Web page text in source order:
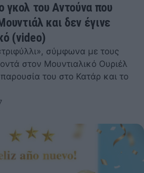
γκολ του Αντούνα που
και δεν έγινε
(video)
σύμφωνα με τους
στον Μουντιαλικό Ουριέλ
του στο Κατάρ και το